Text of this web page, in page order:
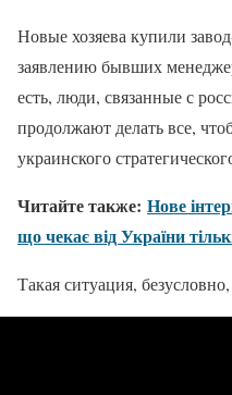
Новые хозяева купили
заявлению бывших
есть, люди, связанные с
продолжают делать все,
украинского
Читайте также: Нове
що чекає від України
Такая ситуация,